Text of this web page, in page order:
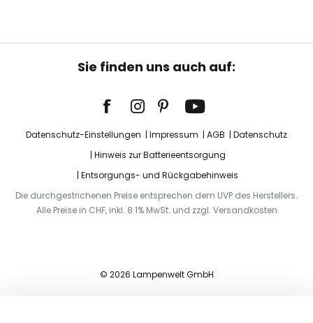
Sie finden uns auch auf:
Datenschutz-Einstellungen Impressum AGB
Datenschutz
Hinweis zur Batterieentsorgung
Entsorgungs- und Rückgabehinweis
Die durchgestrichenen Preise entsprechen dem UVP des Herstellers.
Alle Preise in CHF, inkl. 8.1% MwSt. und zzgl. Versandkosten
© 2026 Lampenwelt GmbH